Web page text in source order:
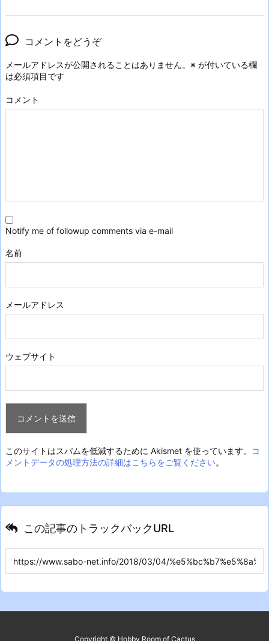
コメントをどうぞ
メールアドレスが公開されることはありません。 ※ が付いている欄
は必須項目です
コメント
Notify me of followup comments via e-mail
名前
メールアドレス
ウェブサイト
このサイトはスパムを低減するために Akismet を使っています。
コ
メントデータの処理方法の詳細はこちらをご覧ください。
この記事のトラックバックURL
Copyright © Hobby Room of Cactus